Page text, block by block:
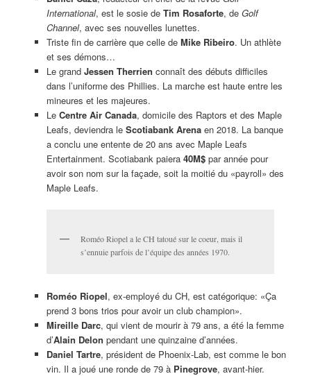
International, est le sosie de Tim Rosaforte, de Golf
Channel, avec ses nouvelles lunettes.
Triste fin de carrière que celle de Mike Ribeiro. Un athlète
et ses démons…
Le grand Jessen Therrien connaît des débuts difficiles
dans l’uniforme des Phillies. La marche est haute entre les
mineures et les majeures.
Le Centre Air Canada, domicile des Raptors et des Maple
Leafs, deviendra le Scotiabank Arenaen 2018. La banque
a conclu une entente de 20 ans avec Maple Leafs
Entertainment. Scotiabank paiera 40M$par année pour
avoir son nom sur la façade, soit la moitié du «payroll» des
Maple Leafs.
Roméo Riopel a le CH tatoué sur le coeur, mais il
s’ennuie parfois de l’équipe des années 1970.
Roméo Riopel, ex-employé du CH, est catégorique: «Ça
prend 3 bons trios pour avoir un club champion».
Mireille Darc, qui vient de mourir à 79 ans, a été la femme
d’Alain Delon pendant une quinzaine d’années.
Daniel Tartre, président de Phoenix-Lab, est comme le bon
vin. Il a joué une ronde de 79 à Pinegrove, avant-hier.